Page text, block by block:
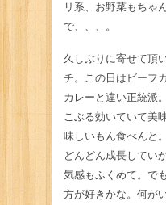
リ系、お野菜もちゃ
で、、、。
久しぶりに寄せて頂
チ。この日はビーフ
カレーと違い正統派
こぶる効いていて美
味しいもん食べんと
どんどん成長してい
気感もふくめて。で
方が好きかな。何が